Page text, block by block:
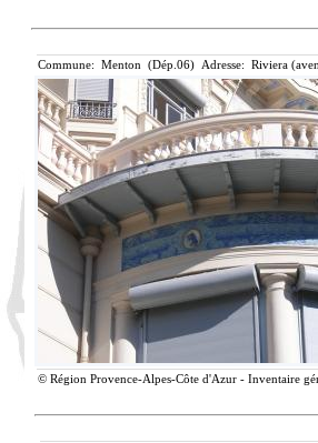
Commune: Menton (Dép.06) Adresse: Riviera
© Région Provence-Alpes-Côte d'Azur - Inventaire